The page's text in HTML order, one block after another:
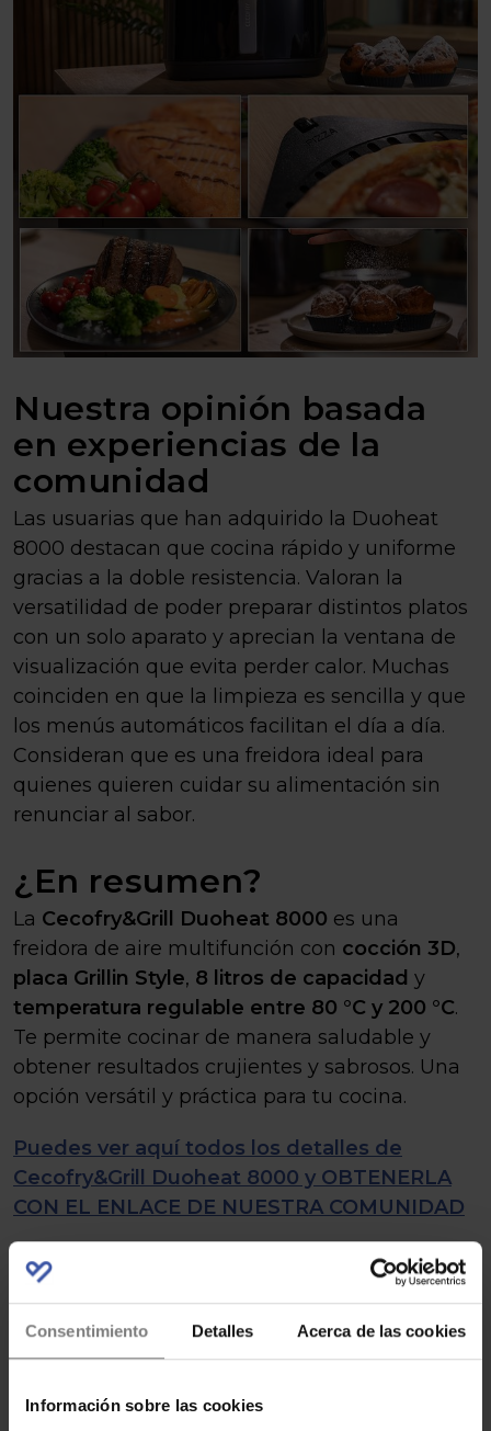
Consentimiento Detalles Acerca de las cookies
Información sobre las cookies
Nuestra opinión basada
en experiencias de la
comunidad
Las usuarias que han adquirido la Duoheat
8000 destacan que cocina rápido y uniforme
gracias a la doble resistencia. Valoran la
versatilidad de poder preparar distintos platos
con un solo aparato y aprecian la ventana de
visualización que evita perder calor. Muchas
coinciden en que la limpieza es sencilla y que
los menús automáticos facilitan el día a día.
Consideran que es una freidora ideal para
quienes quieren cuidar su alimentación sin
renunciar al sabor.
¿En resumen?
La Cecofry&Grill Duoheat 8000 es una
freidora de aire multifunción con cocción 3D,
placa Grillin Style, 8 litros de capacidad y
temperatura regulable entre 80 °C y 200 °C.
Te permite cocinar de manera saludable y
obtener resultados crujientes y sabrosos. Una
opción versátil y práctica para tu cocina.
Puedes ver aquí todos los detalles de
Cecofry&Grill Duoheat 8000 y OBTENERLA
CON EL ENLACE DE NUESTRA COMUNIDAD
Artículo con enlaces de afiliado. Consulta
nuestra política de divulgación